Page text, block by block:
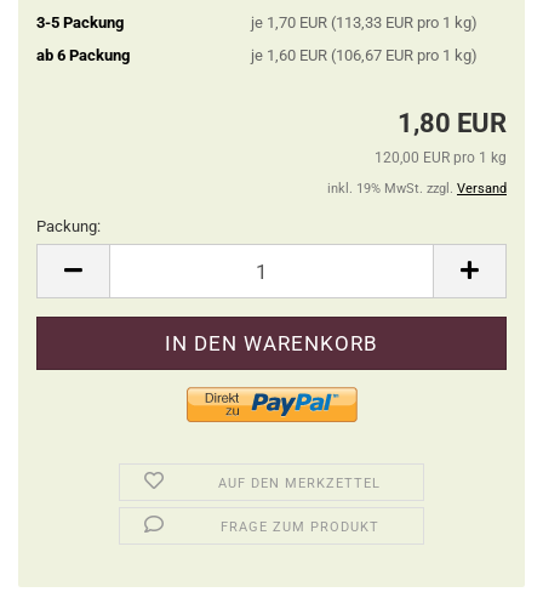
3-5 Packung
je 1,70 EUR (113,33 EUR pro 1 kg)
ab 6 Packung
je 1,60 EUR (106,67 EUR pro 1 kg)
1,80 EUR
120,00 EUR pro 1 kg
inkl. 19% MwSt. zzgl. Versand
Packung:
AUF DEN MERKZETTEL
FRAGE ZUM PRODUKT